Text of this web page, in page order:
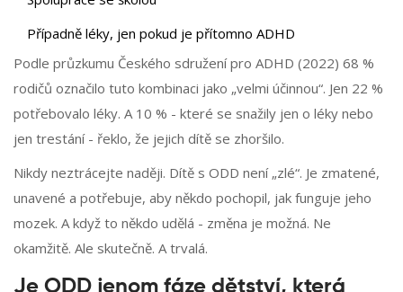
Případně léky, jen pokud je přítomno ADHD
Podle průzkumu Českého sdružení pro ADHD (2022) 68 %
rodičů označilo tuto kombinaci jako „velmi účinnou“. Jen 22 %
potřebovalo léky. A 10 % - které se snažily jen o léky nebo
jen trestání - řeklo, že jejich dítě se zhoršilo.
Nikdy neztrácejte naději. Dítě s ODD není „zlé“. Je zmatené,
unavené a potřebuje, aby někdo pochopil, jak funguje jeho
mozek. A když to někdo udělá - změna je možná. Ne
okamžitě. Ale skutečně. A trvalá.
Je ODD jenom fáze dětství, která